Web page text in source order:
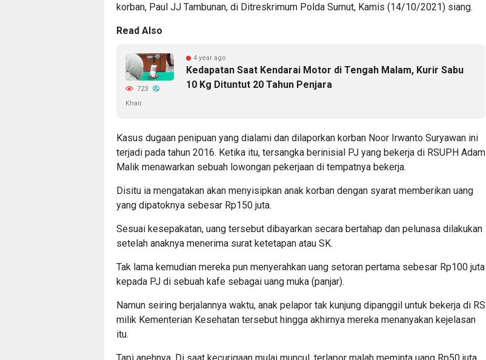
korban, Paul JJ Tambunan, di Ditreskrimum Polda Sumut, Kamis (14/10/2021) siang.
Read Also
4 year ago
Kedapatan Saat Kendarai Motor di Tengah Malam, Kurir Sabu
10 Kg Dituntut 20 Tahun Penjara
723
Khair
Kasus dugaan penipuan yang dialami dan dilaporkan korban Noor Irwanto Suryawan ini
terjadi pada tahun 2016. Ketika itu, tersangka berinisial PJ yang bekerja di RSUPH Adam
Malik menawarkan sebuah lowongan pekerjaan di tempatnya bekerja.
Disitu ia mengatakan akan menyisipkan anak korban dengan syarat memberikan uang
yang dipatoknya sebesar Rp150 juta.
Sesuai kesepakatan, uang tersebut dibayarkan secara bertahap dan pelunasa dilakukan
setelah anaknya menerima surat ketetapan atau SK.
Tak lama kemudian mereka pun menyerahkan uang setoran pertama sebesar Rp100 juta
kepada PJ di sebuah kafe sebagai uang muka (panjar).
Namun seiring berjalannya waktu, anak pelapor tak kunjung dipanggil untuk bekerja di RS
milik Kementerian Kesehatan tersebut hingga akhirnya mereka menanyakan kejelasan
itu.